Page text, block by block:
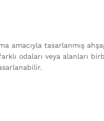
amacıyla tasarlanmış
odaları veya alanları